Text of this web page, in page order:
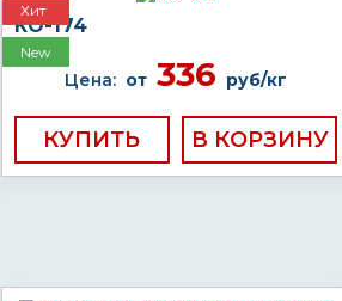
Хит
New
КО-174
Цена: от 336 руб/кг
КУПИТЬ